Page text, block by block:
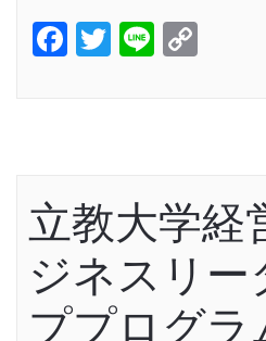
Facebook
Twitter
Line
立教大学経
ジネスリー
ププログラ